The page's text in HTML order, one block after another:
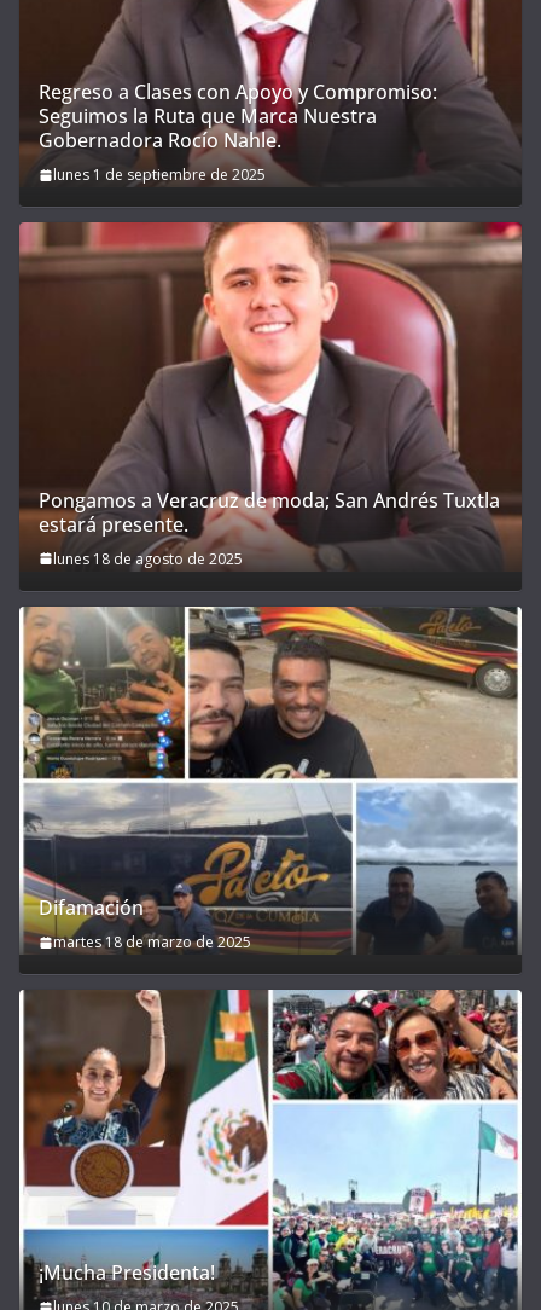
Regreso a Clases con Apoyo y Compromiso:
Seguimos la Ruta que Marca Nuestra
Gobernadora Rocío Nahle.
lunes 1 de septiembre de 2025
Pongamos a Veracruz de moda; San Andrés Tuxtla
estará presente.
lunes 18 de agosto de 2025
Difamación
martes 18 de marzo de 2025
¡Mucha Presidenta!